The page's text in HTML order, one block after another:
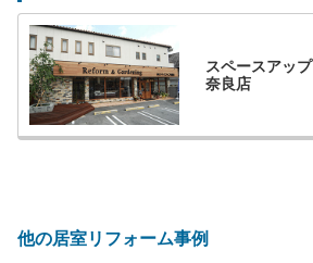
スペースアップ
奈良店
他の居室リフォーム事例